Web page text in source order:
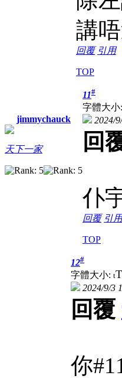
講
回覆 引用
TOP
jimmychauck
天下一家
11#
字體大小:
2024/
回
仆
回覆 引用
TOP
12#
字體大小: tT
2024/9/3
回覆
你